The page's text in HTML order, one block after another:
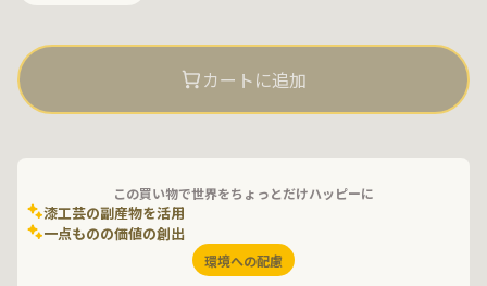
カートに追加
この買い物で世界をちょっとだけハッピーに
漆工芸の副産物を活用
一点ものの価値の創出
環境への配慮